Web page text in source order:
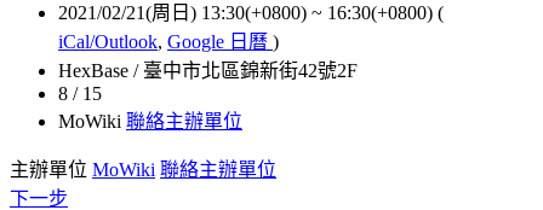
2021/02/21(周日) 13:30(+0800) ~ 16:30(+0800) (
iCal/Outlook, Google 日曆 )
HexBase / 臺中市北區錦新街42號2F
8 / 15
MoWiki 聯絡主辦單位
主辦單位 MoWiki 聯絡主辦單位
下一步